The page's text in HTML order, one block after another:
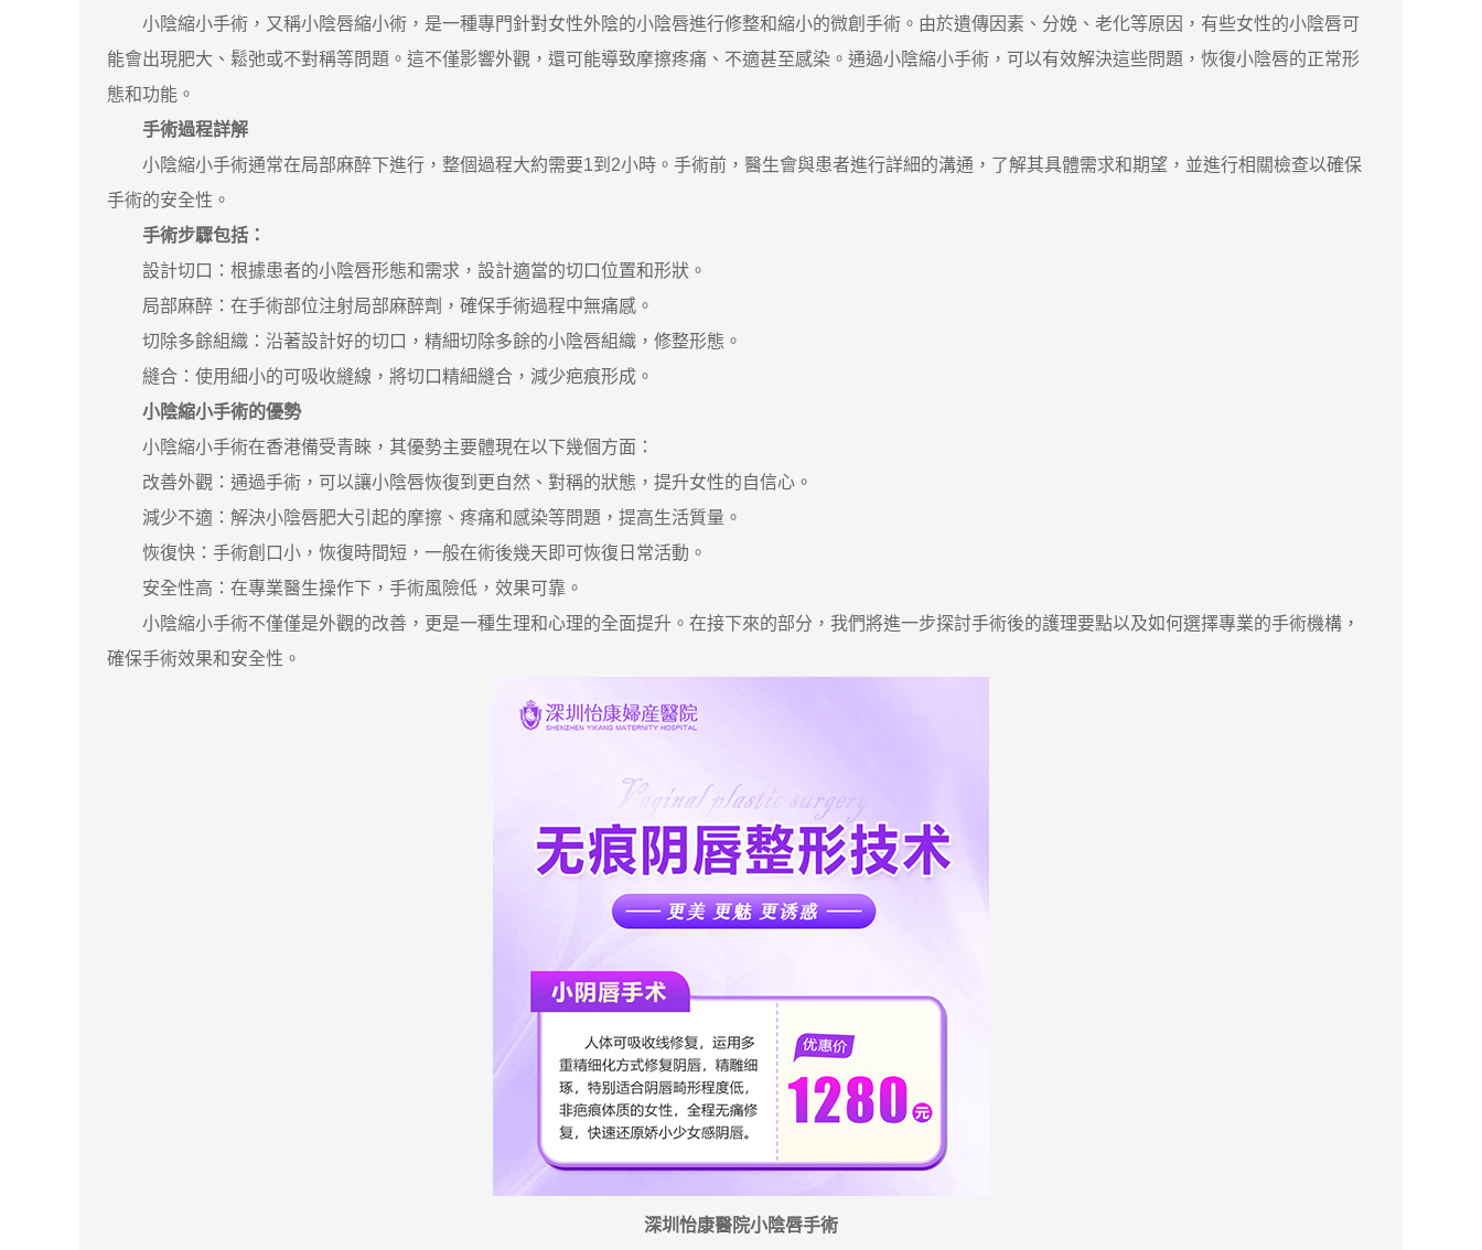
小陰縮小手術，又稱小陰唇縮小術，是一種專門針對女性外陰的小陰唇進行修整和縮小的微創手術。由於遺傳因素、分娩、老化等原因，有些女性的小陰唇可
能會出現肥大、鬆弛或不對稱等問題。這不僅影響外觀，還可能導致摩擦疼痛、不適甚至感染。通過小陰縮小手術，可以有效解決這些問題，恢復小陰唇的正常形
態和功能。
手術過程詳解
小陰縮小手術通常在局部麻醉下進行，整個過程大約需要1到2小時。手術前，醫生會與患者進行詳細的溝通，了解其具體需求和期望，並進行相關檢查以確保
手術的安全性。
手術步驟包括：
設計切口：根據患者的小陰唇形態和需求，設計適當的切口位置和形狀。
局部麻醉：在手術部位注射局部麻醉劑，確保手術過程中無痛感。
切除多餘組織：沿著設計好的切口，精細切除多餘的小陰唇組織，修整形態。
縫合：使用細小的可吸收縫線，將切口精細縫合，減少疤痕形成。
小陰縮小手術的優勢
小陰縮小手術在香港備受青睞，其優勢主要體現在以下幾個方面：
改善外觀：通過手術，可以讓小陰唇恢復到更自然、對稱的狀態，提升女性的自信心。
減少不適：解決小陰唇肥大引起的摩擦、疼痛和感染等問題，提高生活質量。
恢復快：手術創口小，恢復時間短，一般在術後幾天即可恢復日常活動。
安全性高：在專業醫生操作下，手術風險低，效果可靠。
小陰縮小手術不僅僅是外觀的改善，更是一種生理和心理的全面提升。在接下來的部分，我們將進一步探討手術後的護理要點以及如何選擇專業的手術機構，
確保手術效果和安全性。
深圳怡康醫院小陰唇手術